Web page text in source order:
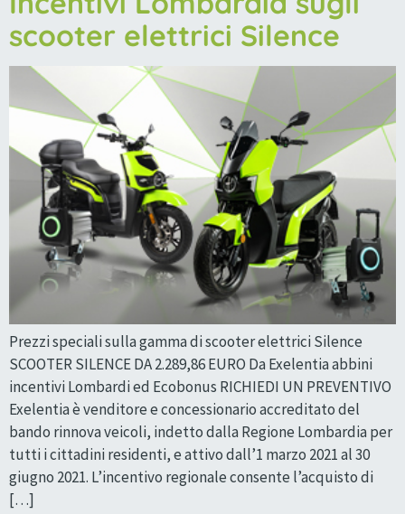
scooter elettrici Silence
Prezzi speciali sulla gamma di scooter elettrici Silence
SCOOTER SILENCE DA 2.289,86 EURO Da Exelentia abbini
incentivi Lombardi ed Ecobonus RICHIEDI UN PREVENTIVO
Exelentia è venditore e concessionario accreditato del
bando rinnova veicoli, indetto dalla Regione Lombardia per
tutti i cittadini residenti, e attivo dall’1 marzo 2021 al 30
giugno 2021. L’incentivo regionale consente l’acquisto di
[…]